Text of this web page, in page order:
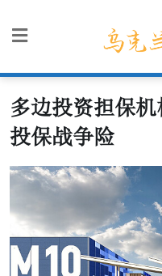
多边投资担保
投保战争险